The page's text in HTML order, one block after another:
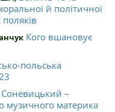
й політичної
Кого вшановує
польська
Соневицький –
музичного материка